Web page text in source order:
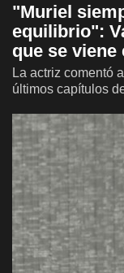
"Muriel
equilibrio":
que se viene
La actriz comentó
últimos capítulos